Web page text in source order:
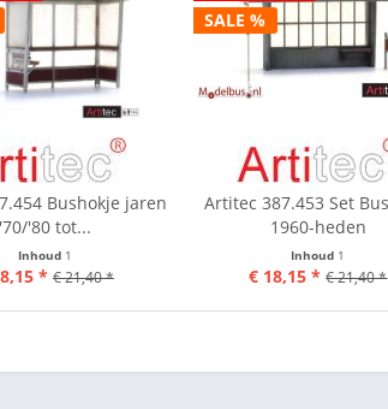
Bushokje jaren
'70/'80 tot...
Inhoud 1
* € 21,40 *
SALE %
Artitec 387.453 Set
1960-heden
Inhoud 1
€ 18,15 * € 21,40 *